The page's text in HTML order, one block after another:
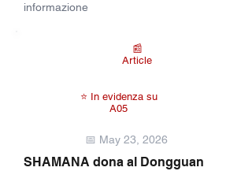
informazione
📰
Article
⭐ In evidenza su
A05
📅 May 23, 2026
SHAMANA dona al Dongguan